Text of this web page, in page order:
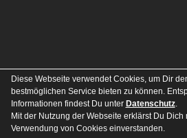
Diese Webseite verwendet Cookies, um Dir
bestmöglichen Service bieten zu können.
Informationen findest Du unter Datenschutz.
Mit der Nutzung der Webseite erklärst Du Dich
Verwendung von Cookies einverstanden.